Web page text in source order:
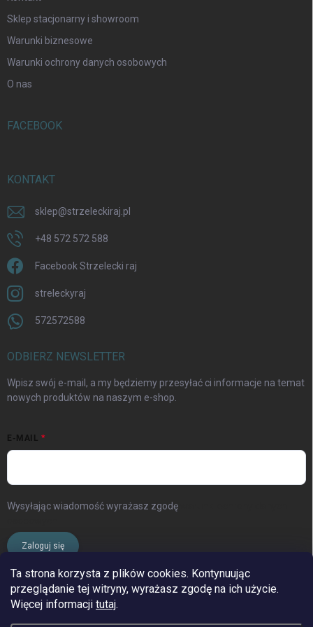
Ta strona korzysta z plików cookies. Kontynuując
przeglądanie tej witryny, wyrażasz zgodę na ich użycie.
Więcej informacji tutaj.
Sklep stacjonarny i showroom
Warunki biznesowe
Warunki ochrony danych osobowych
O nas
FACEBOOK
KONTAKT
sklep@strzeleckiraj.pl
+48 572 572 588
Facebook Strzelecki raj
streleckyraj
572572588
ODBIERZ NEWSLETTER
Wpisz swój e-mail, a my będziemy przesyłać ci informacje na temat
nowych produktów na naszym e-shop.
E-MAIL
Wysyłając wiadomość wyrażasz zgodę
Zaloguj się
www.streleckyraj.cz
| www.streleckyraj.sk